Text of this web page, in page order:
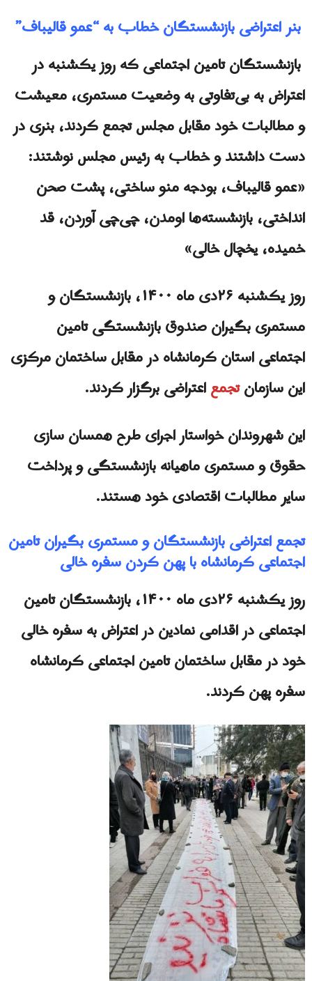
بنر اعتراضی بازنشستگان خطاب به “عمو قالیباف”
بازنشستگان تامین اجتماعی که روز یکشنبه در
اعتراض به بی‌تفاوتی به وضعیت مستمری، معیشت
و مطالبات خود مقابل مجلس تجمع کردند، بنری در
دست داشتند و خطاب به رئیس مجلس نوشتند:
«عمو قالیباف، بودجه منو ساختی، پشت صحن
انداختی، بازنشسته‌ها اومدن،‌ چی‌چی آوردن، قد
خمیده، یخچال خالی»
روز یکشنبه ۲۶دی ماه ۱۴۰۰، بازنشستگان و
مستمری بگیران صندوق بازنشستگی تامین
اجتماعی استان کرمانشاه در مقابل ساختمان مرکزی
این سازمانتجمعاعتراضی برگزار کردند.
این شهروندان خواستار اجرای طرح همسان سازی
حقوق و مستمری ماهیانه بازنشستگی و پرداخت
سایر مطالبات اقتصادی خود هستند.
تجمع اعتراضی بازنشستگان و مستمری بگیران تامین
اجتماعی کرمانشاه با پهن کردن سفره خالی
روز یکشنبه ۲۶دی ماه ۱۴۰۰، بازنشستگان تامین
اجتماعی در اقدامی نمادین در اعتراض به سفره خالی
خود در مقابل ساختمان تامین اجتماعی کرمانشاه
سفره پهن کردند.